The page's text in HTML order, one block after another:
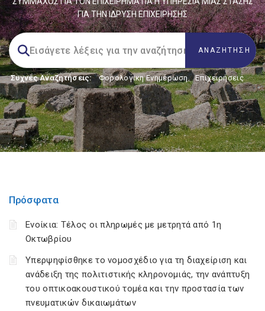
ΓΙΑ ΤΗΝ ΙΔΡΥΣΗ ΕΠΙΧΕΙΡΗΣΗΣ
Συχνές Αναζητήσεις: Φορολογικη Ενημέρωση, Επιχειρήσεις
Πρόσφατα
Ενοίκια: Τέλος οι πληρωμές με μετρητά από 1η
Οκτωβρίου
Υπερψηφίσθηκε το νομοσχέδιο για τη διαχείριση και
ανάδειξη της πολιτιστικής κληρονομιάς, την ανάπτυξη
του οπτικοακουστικού τομέα και την προστασία των
πνευματικών δικαιωμάτων